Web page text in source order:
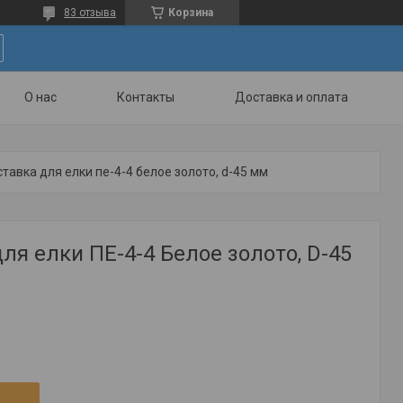
Корзина
83 отзыва
О нас Контакты Доставка и оплата
для елки пе-4-4 белое золото, d-45 мм
елки ПЕ-4-4 Белое золото, D-45